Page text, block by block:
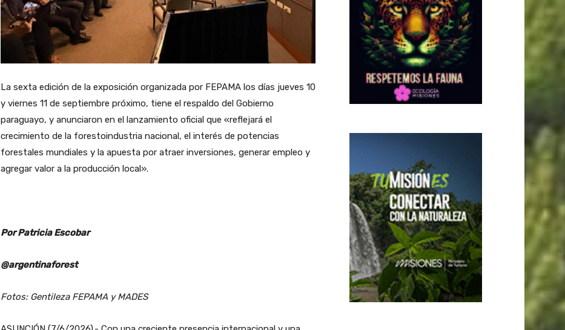
La sexta edición de la exposición organizada por FEPAMA los días jueves 10
y viernes 11 de septiembre próximo, tiene el respaldo del Gobierno
paraguayo, y anunciaron en el lanzamiento oficial que «reflejará el
crecimiento de la forestoindustria nacional, el interés de potencias
forestales mundiales y la apuesta por atraer inversiones, generar empleo y
agregar valor a la producción local».
Por Patricia Escobar
@argentinaforest
Fotos: Gentileza FEPAMA y MADES